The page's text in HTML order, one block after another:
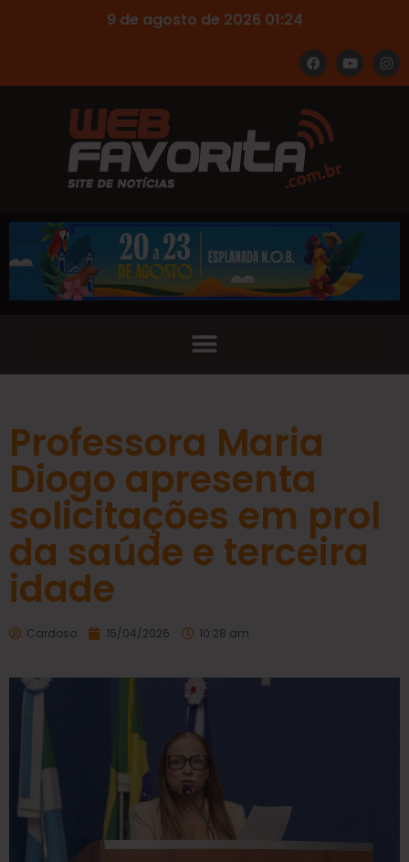
9 de agosto de 2026 01:24
Professora Maria
Diogo apresenta
solicitações em prol
da saúde e terceira
idade
Cardoso 15/04/2026 10:28 am